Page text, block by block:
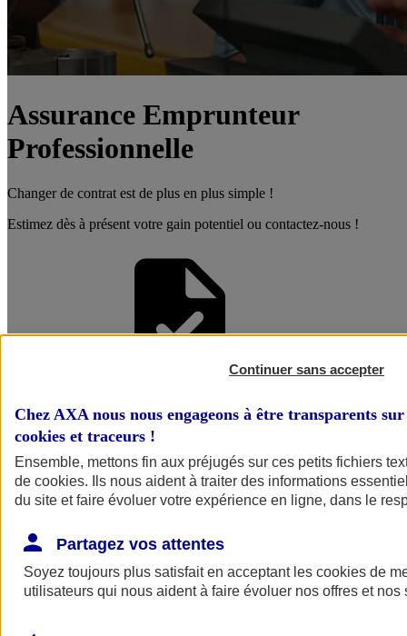
Assurance Emprunteur
Professionnelle
Changer de contrat est de plus en plus simple !
Estimez dès à présent votre gain potentiel ou contactez-nous !
Faire une
Simulation
Simuler mon
Continuer sans accepter
Chez AXA nous nous engageons à être transparents
cookies et traceurs !
Ensemble, mettons fin aux préjugés sur ces petits fichiers
de cookies. Ils nous aident à traiter des informations
du site et faire évoluer votre expérience en ligne, dans le
Partagez vos attentes
Soyez toujours plus satisfait en acceptant les cookies de
utilisateurs qui nous aident à faire évoluer nos offres et nos